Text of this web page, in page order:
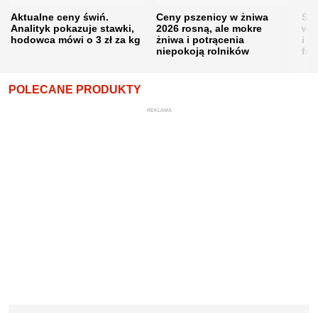
Aktualne ceny świń.
Analityk pokazuje stawki,
hodowca mówi o 3 zł za kg
Ceny pszenicy w żniwa
2026 rosną, ale mokre
żniwa i potrącenia
niepokoją rolników
i
POLECANE PRODUKTY
REKLAMA